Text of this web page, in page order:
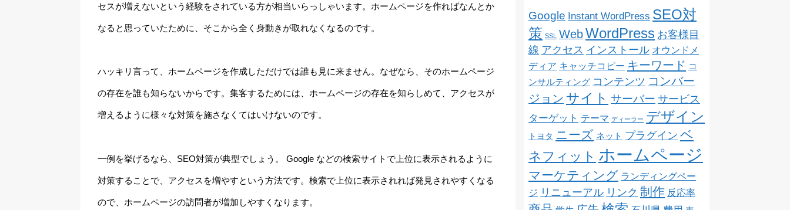
セスが増えないという経験をされている方が相当いらっしゃいます。ホームページを作ればなんとか
なると思っていたために、そこから全く身動きが取れなくなるのです。
ハッキリ言って、ホームページを作成しただけでは誰も見に来ません。なぜなら、そのホームページ
の存在を誰も知らないからです。集客するためには、ホームページの存在を知らしめて、アクセスが
増えるように様々な対策を施さなくてはいけないのです。
一例を挙げるなら、SEO対策が典型でしょう。 Google などの検索サイトで上位に表示されるように
対策することで、アクセスを増やすという方法です。検索で上位に表示されれば発見されやすくなる
ので、ホームページの訪問者が増加しやすくなります。
Google Instant WordPress SEO対
策 SSL WebWordPress お客様目
線 アクセス インストール オウンドメ
ディア キャッチコピー キーワード コ
ンサルティング コンテンツ コンバー
ジョン サイト サーバー サービス
ターゲット テーマ ディーラー デザイン
トヨタ ニーズ ネット プラグイン ベ
ネフィット ホームページ
マーケティング ランディングペー
ジ リニューアル リンク 制作 反応率